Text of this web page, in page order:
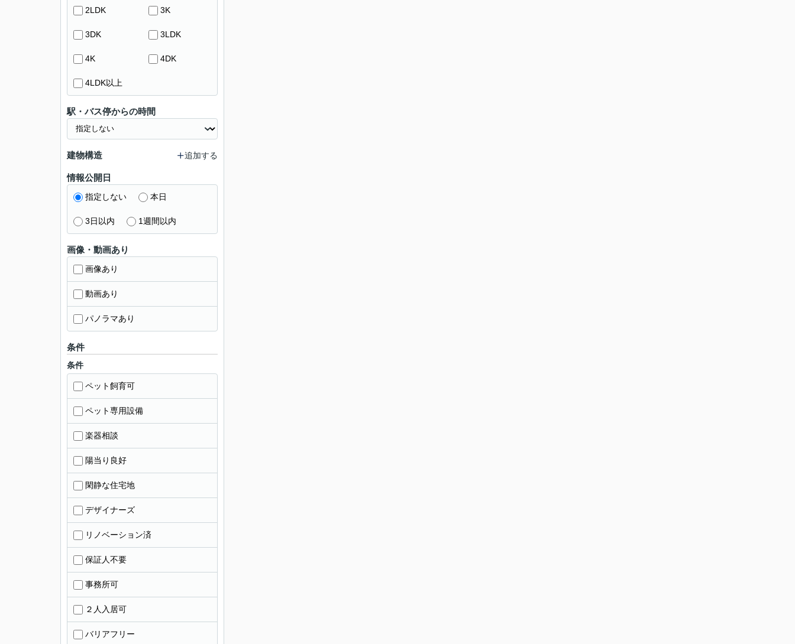
2LDK 3K
3DK 3LDK
4K 4DK
4LDK以上
駅・バス停からの時間
建物構造 追加する
情報公開日
指定しない 本日
3日以内 1週間以内
画像・動画あり
画像あり
動画あり
パノラマあり
条件
条件
ペット飼育可
ペット専用設備
楽器相談
陽当り良好
閑静な住宅地
デザイナーズ
リノベーション済
保証人不要
事務所可
２人入居可
バリアフリー